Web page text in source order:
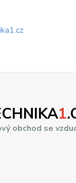
1
obchod se